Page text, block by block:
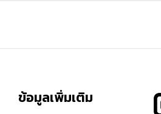
ข้อมูลเพิ่มเติม